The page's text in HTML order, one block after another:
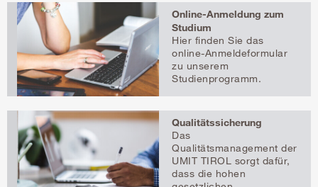
Online-Anmeldung zum
Studium
Hier finden Sie das
online-Anmeldeformular
zu unserem
Studienprogramm.
Qualitätssicherung
Das
Qualitätsmanagement der
UMIT TIROL sorgt dafür,
dass die hohen